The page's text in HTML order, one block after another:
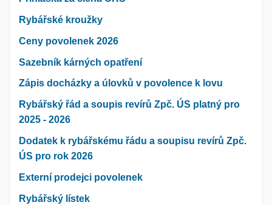
Rybářské kroužky
Ceny povolenek 2026
Sazebník kárných opatření
Zápis docházky a úlovků v povolence k lovu
Rybářský řád a soupis revírů Zpč. ÚS platný pro
2025 - 2026
Dodatek k rybářskému řádu a soupisu revírů Zpč.
ÚS pro rok 2026
Externí prodejci povolenek
Rybářský lístek